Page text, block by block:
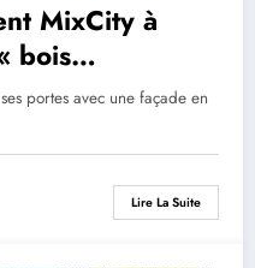
MixCity à
bois
portes avec une façade en
Lire La Suite